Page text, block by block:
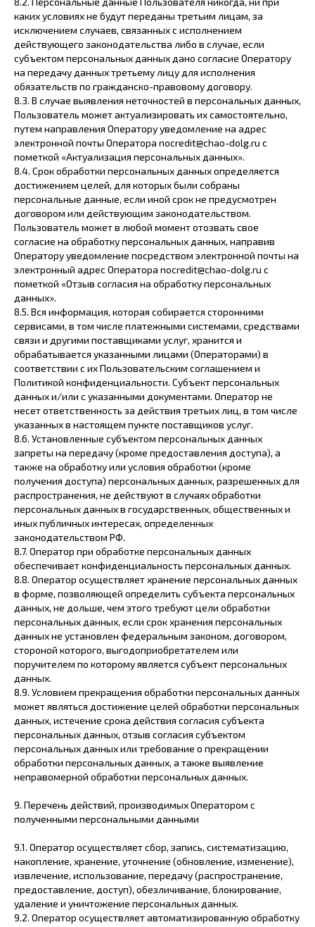
каких условиях не будут переданы третьим лицам, за
исключением случаев, связанных с исполнением
действующего законодательства либо в случае, если
субъектом персональных данных дано согласие Оператору
на передачу данных третьему лицу для исполнения
обязательств по гражданско-правовому договору.
8.3. В случае выявления неточностей в персональных данных,
Пользователь может актуализировать их самостоятельно,
путем направления Оператору уведомление на адрес
электронной почты Оператора nocredit@chao-dolg.ru с
пометкой «Актуализация персональных данных».
8.4. Срок обработки персональных данных определяется
достижением целей, для которых были собраны
персональные данные, если иной срок не предусмотрен
договором или действующим законодательством.
Пользователь может в любой момент отозвать свое
согласие на обработку персональных данных, направив
Оператору уведомление посредством электронной почты на
электронный адрес Оператора nocredit@chao-dolg.ru с
пометкой «Отзыв согласия на обработку персональных
данных».
8.5. Вся информация, которая собирается сторонними
сервисами, в том числе платежными системами, средствами
связи и другими поставщиками услуг, хранится и
обрабатывается указанными лицами (Операторами) в
соответствии с их Пользовательским соглашением и
Политикой конфиденциальности. Субъект персональных
данных и/или с указанными документами. Оператор не
несет ответственность за действия третьих лиц, в том числе
указанных в настоящем пункте поставщиков услуг.
8.6. Установленные субъектом персональных данных
запреты на передачу (кроме предоставления доступа), а
также на обработку или условия обработки (кроме
получения доступа) персональных данных, разрешенных для
распространения, не действуют в случаях обработки
персональных данных в государственных, общественных и
иных публичных интересах, определенных
законодательством РФ.
8.7. Оператор при обработке персональных данных
обеспечивает конфиденциальность персональных данных.
8.8. Оператор осуществляет хранение персональных данных
в форме, позволяющей определить субъекта персональных
данных, не дольше, чем этого требуют цели обработки
персональных данных, если срок хранения персональных
данных не установлен федеральным законом, договором,
стороной которого, выгодоприобретателем или
поручителем по которому является субъект персональных
данных.
8.9. Условием прекращения обработки персональных данных
может являться достижение целей обработки персональных
данных, истечение срока действия согласия субъекта
персональных данных, отзыв согласия субъектом
персональных данных или требование о прекращении
обработки персональных данных, а также выявление
неправомерной обработки персональных данных.
9. Перечень действий, производимых Оператором с
полученными персональными данными
9.1. Оператор осуществляет сбор, запись, систематизацию,
накопление, хранение, уточнение (обновление, изменение),
извлечение, использование, передачу (распространение,
предоставление, доступ), обезличивание, блокирование,
удаление и уничтожение персональных данных.
9.2. Оператор осуществляет автоматизированную обработку